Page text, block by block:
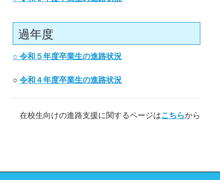
過年度
○ 令和５年度卒業生の進路状況
○ 令和４年度卒業生の進路状況
在校生向けの進路支援に関するページはこちらから